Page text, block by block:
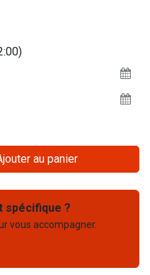
au panier
spécifique ?
vous accompagner.